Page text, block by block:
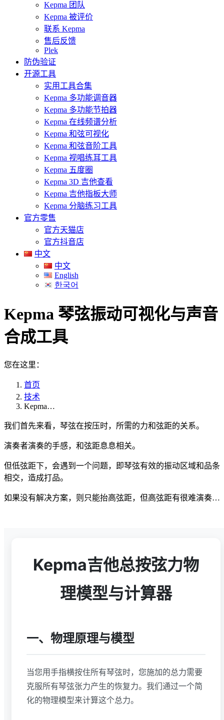
Kepma 团队
Kepma 被评价
联系 Kepma
售后反馈
Plek
防伪验证
开源工具
实用工具合集
Kepma 多功能调音器
Kepma 多功能节拍器
Kepma 在线频谱分析
Kepma 和弦可视化
Kepma 和弦音阶工具
Kepma 视唱练耳工具
Kepma 五度圈
Kepma 3D 吉他查看
Kepma 吉他指板大师
Kepma 分脑练习工具
官方零售
官方天猫店
官方抖音店
中文
中文
English
한국어
Kepma 琴弦振动可视化与声音
合成工具
您在这里：
首页
技术
Kepma…
我们首先来看，琴弦在按压时，所需的力和弦距的关系。
演奏者演奏的手感，和弦距息息相关。
但低弦距下，会遇到一个问题，即琴弦有效的振动区域和品条
相交，造成打品。
如果没有解决方案，则只能抬高弦距，但高弦距有很难演奏…